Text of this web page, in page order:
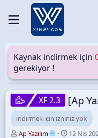
Kaynak indirmek için
gerekiyor !
XF 2.3 [Ap
indirmek için izniniz yok
Y
Ap Yazılım
O
12 Nis